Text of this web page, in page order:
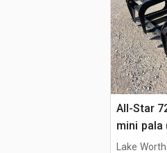
All-Star
mini pala
Lake